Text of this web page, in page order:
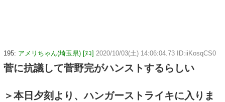
195: アメリちゃん(埼玉県) [ﾇｺ] 2020/10/03(土) 14:06:04.73 ID:iiKosqCS0
菅に抗議して菅野完がハンストするらしい
＞本日夕刻より、ハンガーストライキに入りま